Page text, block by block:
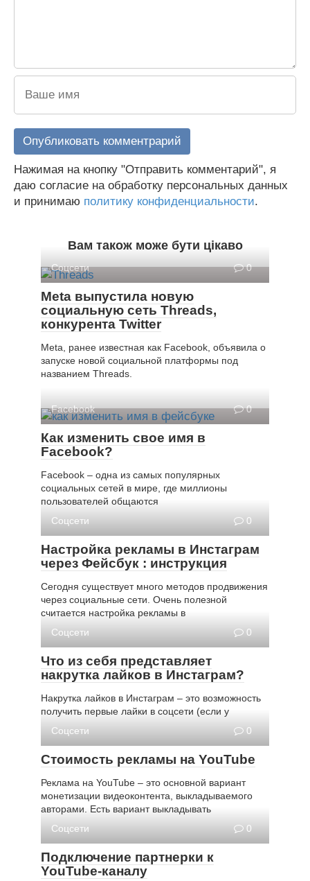
Нажимая на кнопку "Отправить комментарий", я
даю согласие на обработку персональных данных
и принимаю политику конфиденциальности.
Вам також може бути цікаво
Соцсети 0
Meta выпустила новую
социальную сеть Threads,
конкурента Twitter
Meta, ранее известная как Facebook, объявила о
запуске новой социальной платформы под
названием Threads.
Facebook 0
Как изменить свое имя в
Facebook?
Facebook – одна из самых популярных
социальных сетей в мире, где миллионы
пользователей общаются
Соцсети
0
Настройка рекламы в Инстаграм
через Фейсбук : инструкция
Сегодня существует много методов продвижения
через социальные сети. Очень полезной
считается настройка рекламы в
Соцсети
0
Что из себя представляет
накрутка лайков в Инстаграм?
Накрутка лайков в Инстаграм – это возможность
получить первые лайки в соцсети (если у
Соцсети
0
Стоимость рекламы на YouTube
Реклама на YouTube – это основной вариант
монетизации видеоконтента, выкладываемого
авторами. Есть вариант выкладывать
Соцсети
0
Подключение партнерки к
YouTube-каналу